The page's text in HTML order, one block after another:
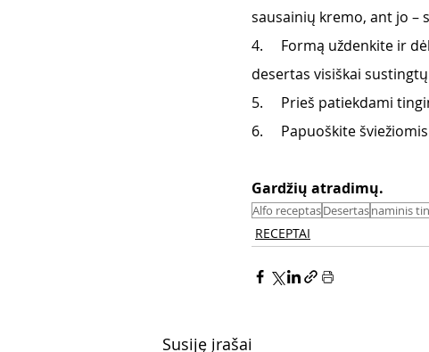
sausainių kremo, ant jo –
4.     Formą uždenkite ir
desertas visiškai
5.     Prieš patiekdami
6.     Papuoškite
Gardžių atradimų.
Alfo receptasDesertasnaminis
RECEPTAI
Susiję įrašai